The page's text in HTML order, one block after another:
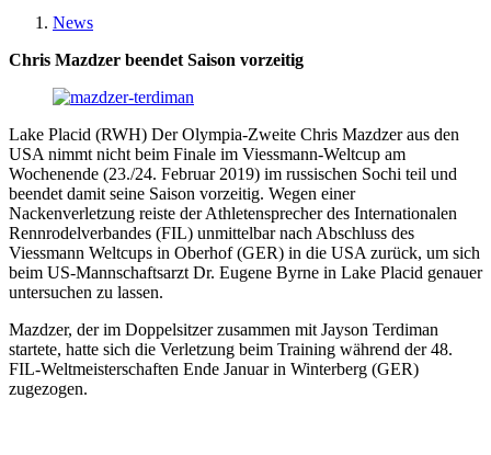
News
Chris Mazdzer beendet Saison vorzeitig
Lake Placid (RWH) Der Olympia-Zweite Chris Mazdzer aus den
USA nimmt nicht beim Finale im Viessmann-Weltcup am
Wochenende (23./24. Februar 2019) im russischen Sochi teil und
beendet damit seine Saison vorzeitig. Wegen einer
Nackenverletzung reiste der Athletensprecher des Internationalen
Rennrodelverbandes (FIL) unmittelbar nach Abschluss des
Viessmann Weltcups in Oberhof (GER) in die USA zurück, um sich
beim US-Mannschaftsarzt Dr. Eugene Byrne in Lake Placid genauer
untersuchen zu lassen.
Mazdzer, der im Doppelsitzer zusammen mit Jayson Terdiman
startete, hatte sich die Verletzung beim Training während der 48.
FIL-Weltmeisterschaften Ende Januar in Winterberg (GER)
zugezogen.